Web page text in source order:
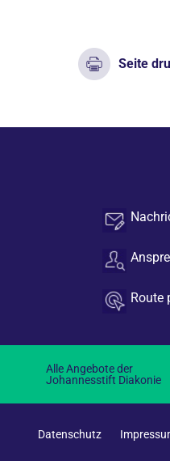
Seite
Route
Alle Angebote der
Johannesstift Diakonie
Datenschutz